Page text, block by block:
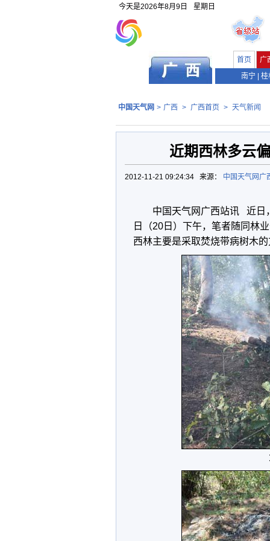
今天是2026年8月9日 星期日
首页
广
南宁
桂
中国天气网 > 广西 > 广西首页 > 天气新闻
近期西林多云
2012-11-21 09:24:34 来源： 中国天气网广
中国天气网广西站讯 近日
日（20日）下午，笔者随同林
西林主要是采取焚烧带病树木